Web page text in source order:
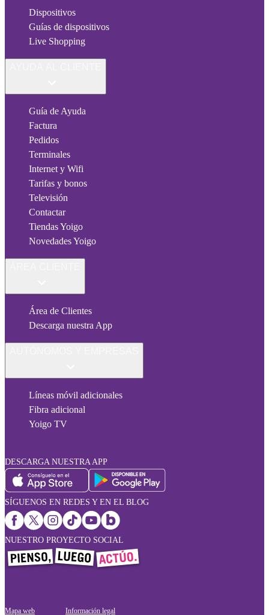
Dispositivos
Guías de dispositivos
Live Shopping
Guía de Ayuda
Factura
Pedidos
Terminales
Internet y Wifi
Tarifas y bonos
Televisión
Contactar
Tiendas Yoigo
Novedades Yoigo
Área de Clientes
Descarga nuestra App
Líneas móvil adicionales
Fibra adicional
Yoigo TV
DESCARGA NUESTRA APP
SÍGUENOS EN REDES Y EN EL BLOG
NUESTRO PROYECTO SOCIAL
Mapa web Información legal